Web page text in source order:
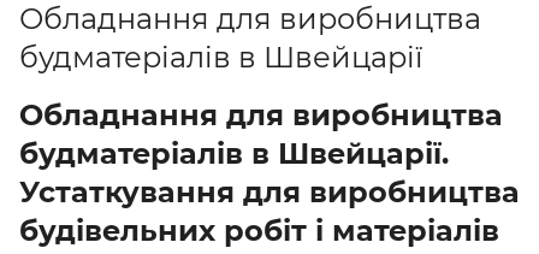
Обладнання для виробництва
будматеріалів в Швейцарії
Обладнання для виробництва
будматеріалів в Швейцарії.
Устаткування для виробництва
будівельних робіт і матеріалів